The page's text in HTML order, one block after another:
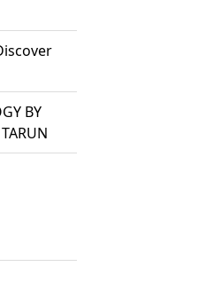
BY